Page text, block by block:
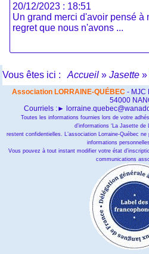
20/12/2023 : 18:51
Un grand merci d'avoir pensé à
regret que nous n'avons ...
Vous êtes ici : Accueil » Jasette »
Association LORRAINE-QUÉBEC- MJC
54000
Courriels :►
Toutes les informations fournies lors de votre
d’informations ‘La Jasette de
restent confidentielles. L’association Lorraine-Québec
informations
Vous pouvez à tout instant modifier votre état
communications